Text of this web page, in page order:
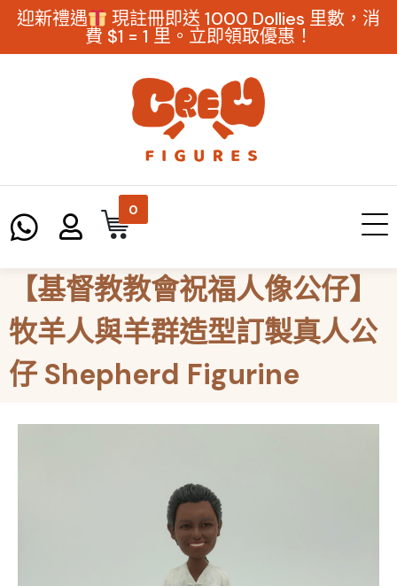
迎新禮遇 現註冊即送 1000 Dollies 里數，消
費 $1 = 1 里。立即領取優惠！
0
【基督教教會祝福人像公仔】
牧羊人與羊群造型訂製真人公
仔 Shepherd Figurine